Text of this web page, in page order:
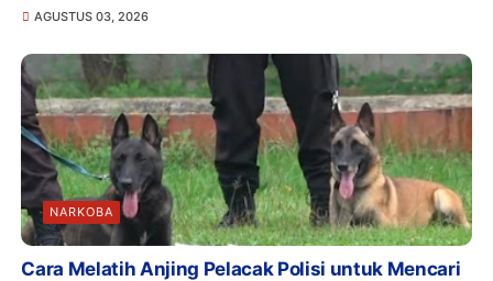
AGUSTUS 03, 2026
NARKOBA
Cara Melatih Anjing Pelacak Polisi untuk Mencari